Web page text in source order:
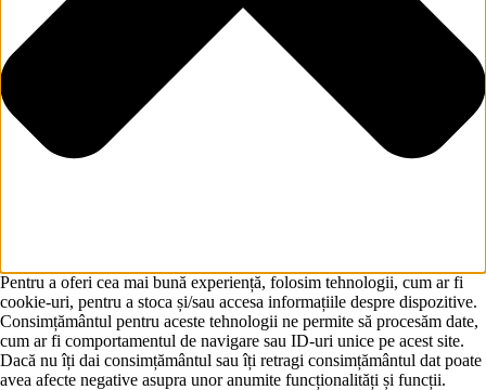
Pentru a oferi cea mai bună experiență, folosim tehnologii, cum ar fi
cookie-uri, pentru a stoca și/sau accesa informațiile despre dispozitive.
Consimțământul pentru aceste tehnologii ne permite să procesăm date,
cum ar fi comportamentul de navigare sau ID-uri unice pe acest site.
Dacă nu îți dai consimțământul sau îți retragi consimțământul dat poate
avea afecte negative asupra unor anumite funcționalități și funcții.